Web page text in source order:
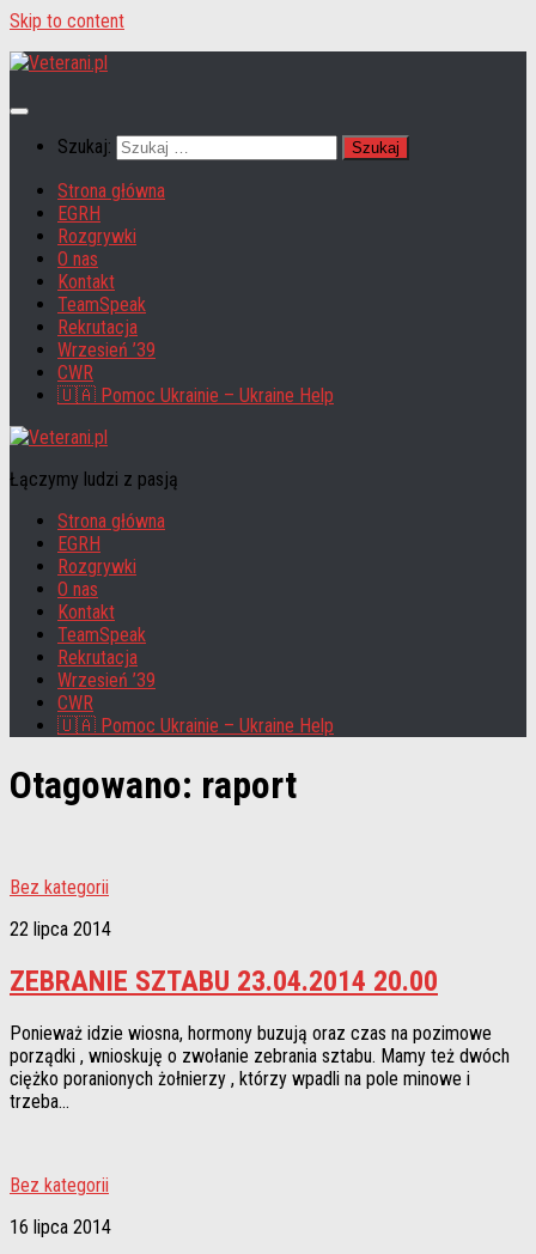
Skip to content
Szukaj:
Strona główna
EGRH
Rozgrywki
O nas
Kontakt
TeamSpeak
Rekrutacja
Wrzesień ’39
CWR
🇺🇦 Pomoc Ukrainie – Ukraine Help
Łączymy ludzi z pasją
Strona główna
EGRH
Rozgrywki
O nas
Kontakt
TeamSpeak
Rekrutacja
Wrzesień ’39
CWR
🇺🇦 Pomoc Ukrainie – Ukraine Help
Otagowano: raport
Bez kategorii
22 lipca 2014
ZEBRANIE SZTABU 23.04.2014 20.00
Ponieważ idzie wiosna, hormony buzują oraz czas na pozimowe
porządki , wnioskuję o zwołanie zebrania sztabu. Mamy też dwóch
ciężko poranionych żołnierzy , którzy wpadli na pole minowe i
trzeba...
Bez kategorii
16 lipca 2014